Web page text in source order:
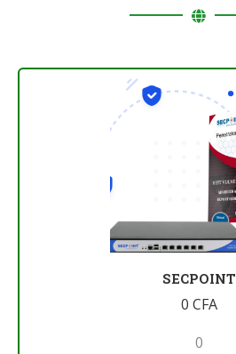
SECPOINT
0 CFA
0